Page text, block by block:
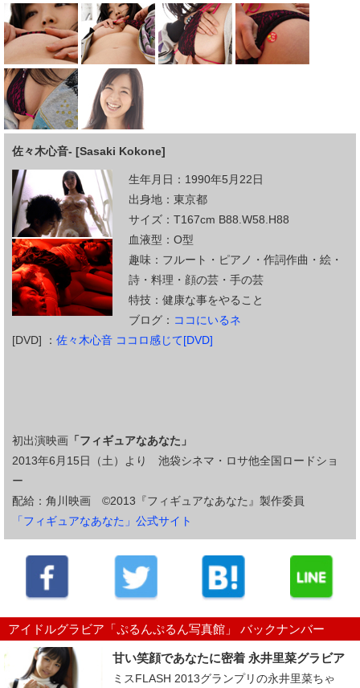
佐々木心音- [Sasaki Kokone]
生年月日：1990年5月22日
出身地：東京都
サイズ：T167cm B88.W58.H88
血液型：O型
趣味：フルート・ピアノ・作詞作曲・絵・
詩・料理・顔の芸・手の芸
特技：健康な事をやること
ブログ： ココにいるネ
[DVD] ： 佐々木心音 ココロ感じて[DVD]
初出演映画 「フィギュアなあなた」
2013年6月15日（土）より 池袋シネマ・ロサ他全国ロードショ
ー
配給：角川映画 ©2013『フィギュアなあなた』製作委員
「フィギュアなあなた」公式サイト
アイドルグラビア「ぷるんぷるん写真館」 バックナンバー
甘い笑顔であなたに密着 永井里菜グラビア
ミスFLASH 2013グランプリの永井里菜ちゃ